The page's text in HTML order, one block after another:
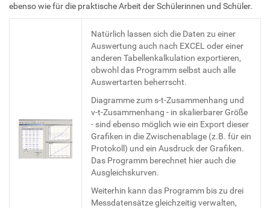
ebenso wie für die praktische Arbeit der Schülerinnen und Schüler.
Natürlich lassen sich die Daten zu einer
Auswertung auch nach EXCEL oder einer
anderen Tabellenkalkulation exportieren,
obwohl das Programm selbst auch alle
Auswertarten beherrscht.
Diagramme zum s-t-Zusammenhang und
v-t-Zusammenhang - in skalierbarer Größe
- sind ebenso möglich wie ein Export dieser
Grafiken in die Zwischenablage (z.B. für ein
Protokoll) und ein Ausdruck der Grafiken.
Das Programm berechnet hier auch die
Ausgleichskurven.
Weiterhin kann das Programm bis zu drei
Messdatensätze gleichzeitig verwalten,